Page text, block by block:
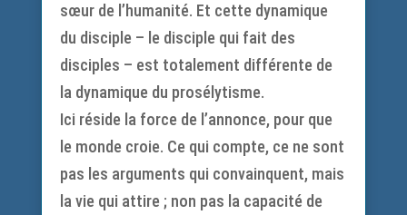
sœur de l’humanité. Et cette dynamique
du disciple – le disciple qui fait des
disciples – est totalement différente de
la dynamique du prosélytisme.
Ici réside la force de l’annonce, pour que
le monde croie. Ce qui compte, ce ne sont
pas les arguments qui convainquent, mais
la vie qui attire ; non pas la capacité de